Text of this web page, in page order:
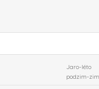
Jaro-léto
podzim-